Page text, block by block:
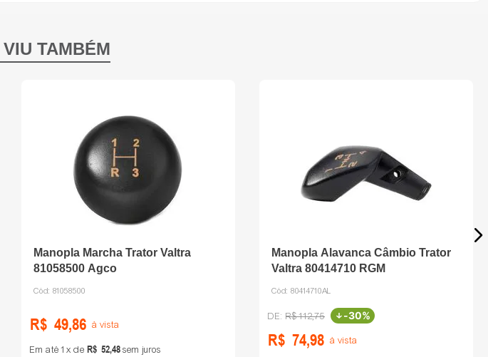
Manopla Marcha Trator Valtra
81058500 Agco
Cód: 81058500
R$ 49,86 à vista
Em até1 de R$ 52,48sem juros
Manopla Alavanca Câmbio Trator
Valtra 80414710 RGM
Cód: 80414710AL
R$112,75 -30%
R$ 74,98 à vista